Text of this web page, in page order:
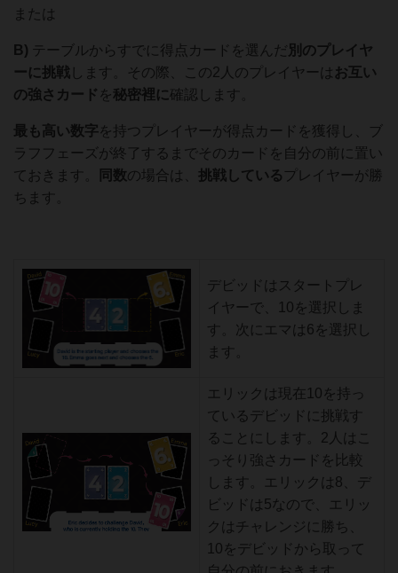
または
B) テーブルからすでに得点カードを選んだ別のプレイヤ
ーに挑戦 します。その際、この2人のプレイヤーは お互い
の強さカード を秘密裡に確認します。
最も高い数字を持つプレイヤーが得点カードを獲得し、ブ
ラフフェーズが終了するまでそのカードを自分の前に置い
ておきます。
同数の場合は、 挑戦している プレイヤーが勝
ちます。
デビッドはスタートプレ
イヤーで、10を選択しま
す。次にエマは6を選択し
ます。
エリックは現在10を持っ
ているデビッドに挑戦す
ることにします。2人はこ
っそり強さカードを比較
します。エリックは8、デ
ビッドは5なので、エリッ
クはチャレンジに勝ち、
10をデビッドから取って